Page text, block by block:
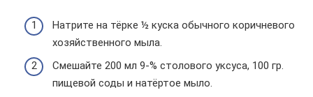
Натрите на тёрке ½ куска обычного коричневого
хозяйственного мыла.
Смешайте 200 мл 9-% столового уксуса, 100 гр.
пищевой соды и натёртое мыло.